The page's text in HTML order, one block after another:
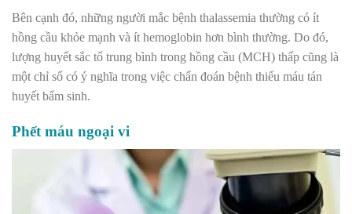
Bên cạnh đó, những người mắc bệnh thalassemia thường có ít
hồng cầu khỏe mạnh và ít hemoglobin hơn bình thường. Do đó,
lượng huyết sắc tố trung bình trong hồng cầu (MCH) thấp cũng là
một chỉ số có ý nghĩa trong việc chẩn đoán bệnh thiếu máu tán
huyết bẩm sinh.
Phết máu ngoại vi